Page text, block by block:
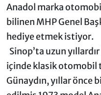
Anadol marka
bilinen MHP Genel
hediye etmek istiyor.
Sinop’ta uzun
içinde klasik otomobil
Günaydın, yıllar önce